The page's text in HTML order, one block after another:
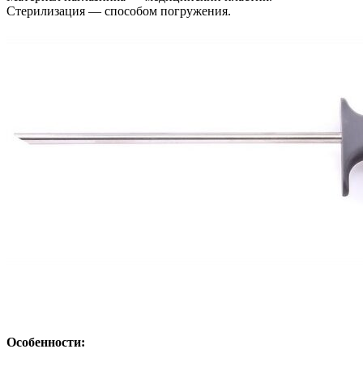
Стерилизация — способом погружения.
Особенности: